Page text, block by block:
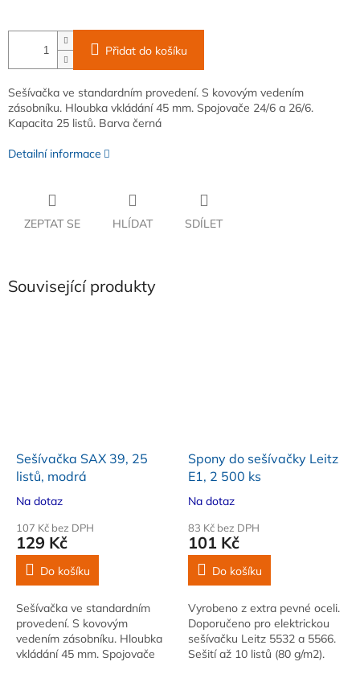
Přidat do košíku
Sešívačka ve standardním provedení. S kovovým vedením
zásobníku. Hloubka vkládání 45 mm. Spojovače 24/6 a 26/6.
Kapacita 25 listů. Barva černá
Detailní informace
ZEPTAT SE HLÍDAT SDÍLET
Související produkty
Sešívačka SAX 39, 25
listů, modrá
Na dotaz
107 Kč bez DPH
129 Kč
Do košíku
Sešívačka ve standardním
provedení. S kovovým
vedením zásobníku. Hloubka
vkládání 45 mm. Spojovače
Spony do sešívačky Leitz
E1, 2 500 ks
Na dotaz
83 Kč bez DPH
101 Kč
Do košíku
Vyrobeno z extra pevné oceli.
Doporučeno pro elektrickou
sešívačku Leitz 5532 a 5566.
Sešití až 10 listů (80 g/m2).